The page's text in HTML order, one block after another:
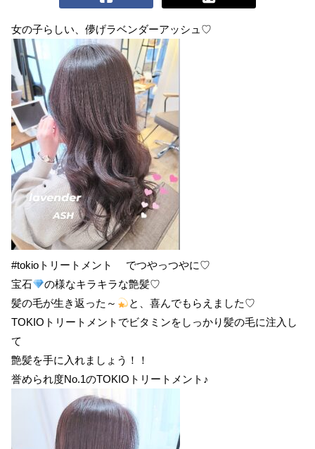
女の子らしい、儚げラベンダーアッシュ♡
#tokioトリートメント でつやっつやに♡
宝石
の様なキラキラな艶髪♡
髪の毛が生き返った～
と、喜んでもらえました♡
TOKIOトリートメントでビタミンをしっかり髪の毛に注入し
て
艶髪を手に入れましょう！！
誉められ度No.1のTOKIOトリートメント♪